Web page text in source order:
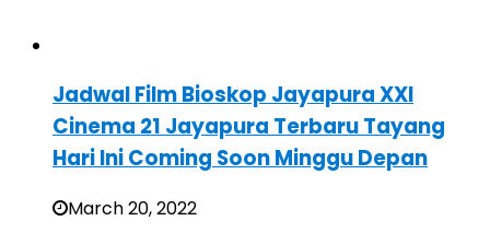
Jadwal Film Bioskop Jayapura XXI
Cinema 21 Jayapura Terbaru Tayang
Hari Ini Coming Soon Minggu Depan
March 20, 2022